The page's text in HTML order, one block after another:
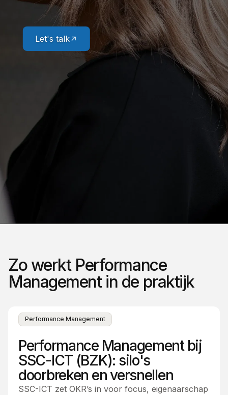
Let's talk
Zo werkt Performance
Management in de praktijk
Performance Management
Performance Management bij
SSC-ICT (BZK): silo's
doorbreken en versnellen
SSC-ICT zet OKR’s in voor focus, eigenaarschap